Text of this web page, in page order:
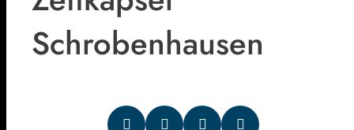
Schrobenhausen